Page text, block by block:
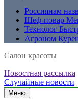
Россиянам
Шеф-повар
Технолог
Агроном
Салон красоты
Новостная рассылка
Случайные новости
Меню